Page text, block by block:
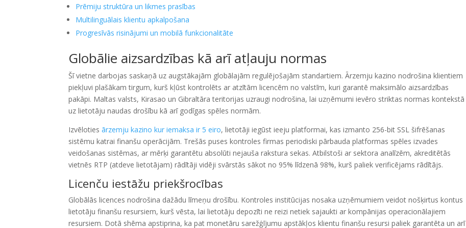
Prēmiju struktūra un likmes prasības
Multilinguālais klientu apkalpošana
Progresīvās risinājumi un mobilā funkcionalitāte
Globālie aizsardzības kā arī atļauju normas
Šī vietne darbojas saskaņā uz augstākajām globālajām regulējošajām standartiem. Ārzemju kazino nodrošina klientiem
piekļuvi plašākam tirgum, kurš kļūst kontrolēts ar atzītām licencēm no valstīm, kuri garantē maksimālo aizsardzības
pakāpi. Maltas valsts, Kirasao un Gibraltāra teritorijas uzraugi nodrošina, lai uzņēmumi ievēro striktas normas kontekstā
uz lietotāju naudas drošību kā arī godīgas spēles normām.
Izvēlotiesārzemju kazino kur iemaksa ir 5 eiro, lietotāji iegūst ieeju platformai, kas izmanto 256-bit SSL šifrēšanas
sistēmu katrai finanšu operācijām. Trešās puses kontroles firmas periodiski pārbauda platformas spēles izvades
veidošanas sistēmas, ar mērķi garantētu absolūti nejauša rakstura sekas. Atbilstoši ar sektora analīzēm, akreditētās
vietnēs RTP (atdeve lietotājam) rādītāji vidēji svārstās sākot no 95% līdzenā 98%, kurš paliek verificējams rādītājs.
Licenču iestāžu priekšrocības
Globālās licences nodrošina dažādu līmeņu drošību. Kontroles institūcijas nosaka uzņēmumiem veidot nošķirtus kontus
lietotāju finanšu resursiem, kurš vēsta, lai lietotāju depozīti ne reizi netiek sajaukti ar kompānijas operacionālajiem
resursiem. Dotā shēma apstiprina, ka pat monetāru sarežģījumu apstākļos klientu finanšu resursi paliek garantēta un arī